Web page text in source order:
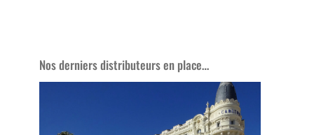
Nos derniers distributeurs en place…